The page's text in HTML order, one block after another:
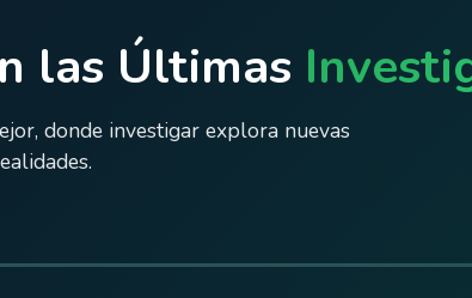
las Últimas
donde investigar explora nuevas